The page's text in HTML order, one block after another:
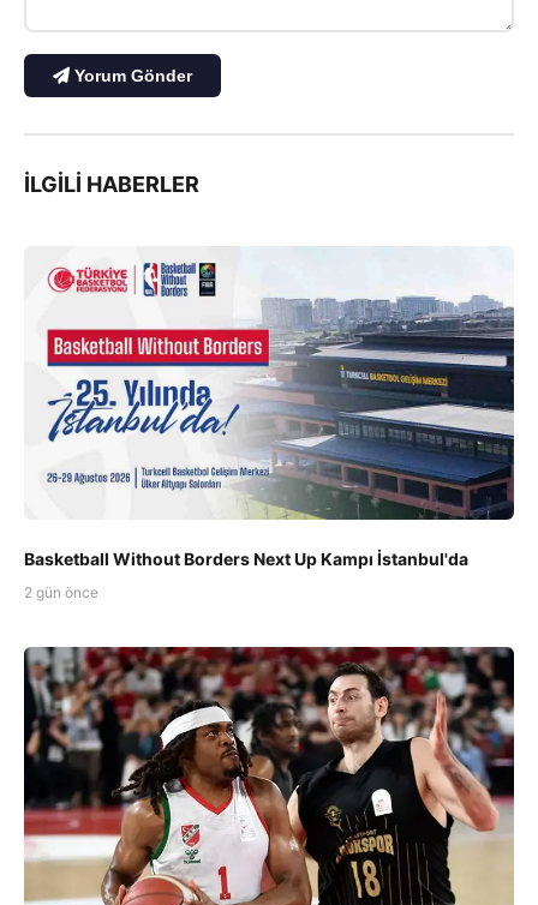
Yorum Gönder
İLGILI HABERLER
Basketball Without Borders Next Up Kampı İstanbul'da
2 gün önce